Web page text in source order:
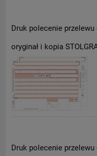
Druk polecenie
oryginał i kopia
Druk polecenie